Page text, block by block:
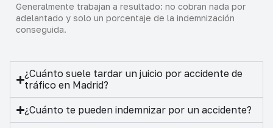
Generalmente trabajan a resultado: no cobran nada por
adelantado y solo un porcentaje de la indemnización
conseguida.
¿Cuánto suele tardar un juicio por accidente de
tráfico en Madrid?
¿Cuánto te pueden indemnizar por un accidente?